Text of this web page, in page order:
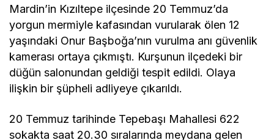
Mardin’in Kızıltepe ilçesinde 20 Temmuz’da
yorgun mermiyle kafasından vurularak ölen 12
yaşındaki Onur Başboğa’nın vurulma anı güvenlik
kamerası ortaya çıkmıştı. Kurşunun ilçedeki bir
düğün salonundan geldiği tespit edildi. Olaya
ilişkin bir şüpheli adliyeye çıkarıldı.
20 Temmuz tarihinde Tepebaşı Mahallesi 622
sokakta saat 20.30 sıralarında meydana gelen